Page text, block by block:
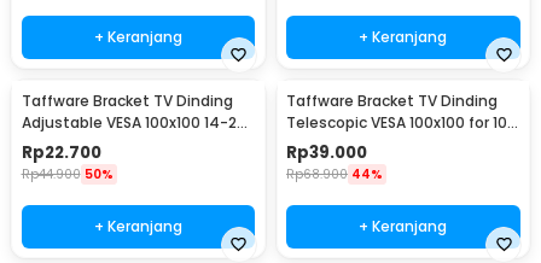
+ Keranjang + Keranjang
Taffware Bracket TV Dinding
Adjustable VESA 100x100 14-24
Inch - TV-W24
Rp22.700
Rp44.900 50%
+ Keranjang
Taffware Bracket TV Dinding
Telescopic VESA 100x100 for 10-
26 Inch TV - X-100
Rp39.000
Rp68.900 44%
+ Keranjang